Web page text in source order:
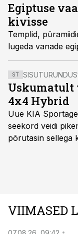
Egiptuse
kivisse
Templid,
lugeda vanade
ST SISUTURUNDUS
Uskumatult
4x4 Hybrid
Uue KIA
seekord veidi
põrutasin sellega
VIIMASED